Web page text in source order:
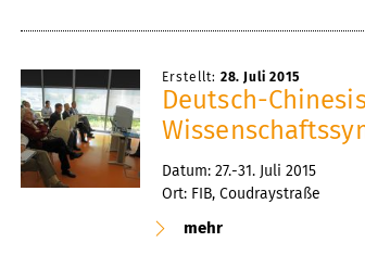
Erstellt: 28. Juli 2015
Deutsch-
Datum: 27.-31. Juli 2015
Ort: FIB, Coudraystraße
mehr